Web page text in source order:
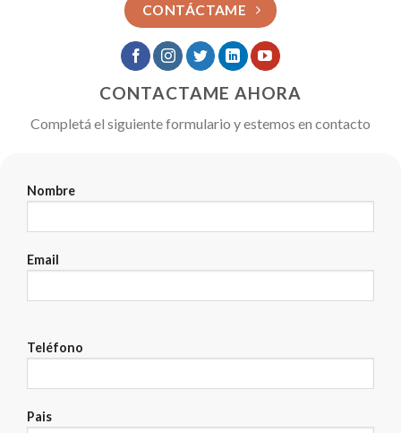
CONTÁCTAME
CONTACTAME AHORA
Completá el siguiente formulario y estemos en contacto
Nombre
Email
Teléfono
Pais